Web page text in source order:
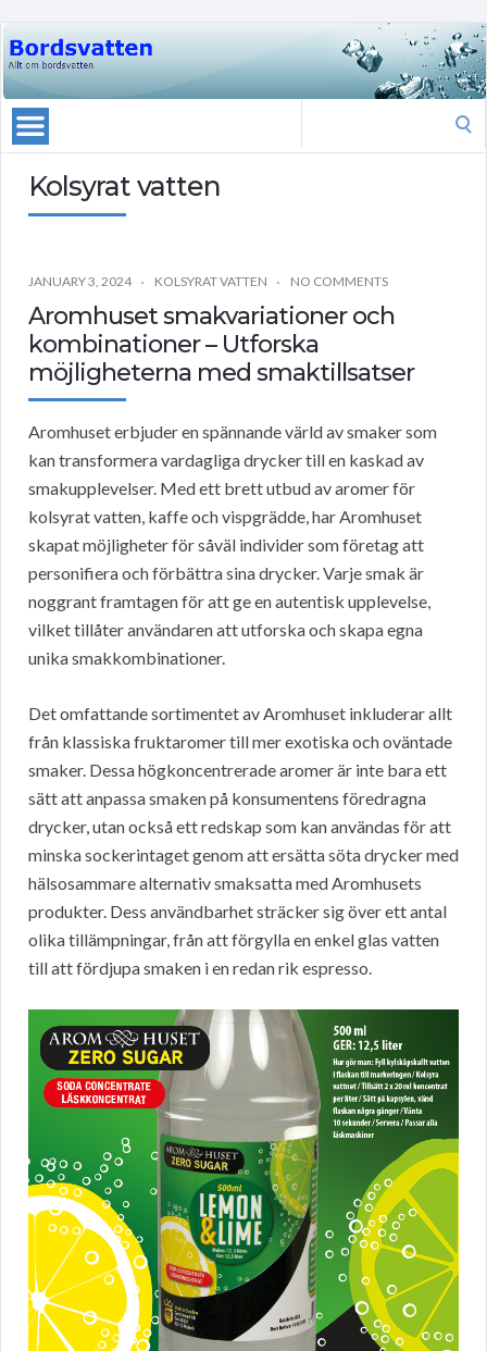
Kolsyrat vatten
JANUARY 3, 2024 KOLSYRAT VATTEN NO COMMENTS
Aromhuset smakvariationer och
kombinationer – Utforska
möjligheterna med smaktillsatser
Aromhuset erbjuder en spännande värld av smaker som
kan transformera vardagliga drycker till en kaskad av
smakupplevelser. Med ett brett utbud av aromer för
kolsyrat vatten, kaffe och vispgrädde, har Aromhuset
skapat möjligheter för såväl individer som företag att
personifiera och förbättra sina drycker. Varje smak är
noggrant framtagen för att ge en autentisk upplevelse,
vilket tillåter användaren att utforska och skapa egna
unika smakkombinationer.
Det omfattande sortimentet av Aromhuset inkluderar allt
från klassiska fruktaromer till mer exotiska och oväntade
smaker. Dessa högkoncentrerade aromer är inte bara ett
sätt att anpassa smaken på konsumentens föredragna
drycker, utan också ett redskap som kan användas för att
minska sockerintaget genom att ersätta söta drycker med
hälsosammare alternativ smaksatta med Aromhusets
produkter. Dess användbarhet sträcker sig över ett antal
olika tillämpningar, från att förgylla en enkel glas vatten
till att fördjupa smaken i en redan rik espresso.